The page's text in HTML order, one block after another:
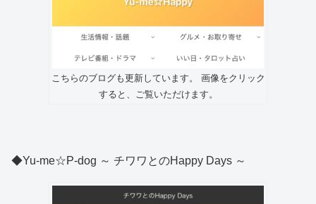
こちらのブログも更新しています。 画像をクリック
すると、ご覧いただけます。
◆Yu-me☆P-dog ～ チワワとのHappy Days ～